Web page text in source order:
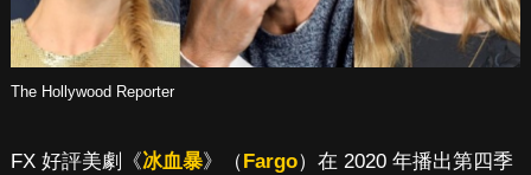
The Hollywood Reporter
FX 好評美劇《冰血暴》（ Fargo）在 2020 年播出第四季